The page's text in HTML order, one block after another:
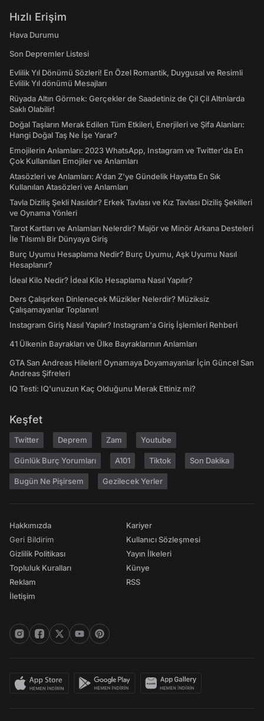
Hızlı Erişim
Hava Durumu
Son Depremler Listesi
Evlilik Yıl Dönümü Sözleri! En Özel Romantik, Duygusal ve Resimli
Evlilik Yıl dönümü Mesajları
Rüyada Altın Görmek: Gerçekler de Saadetiniz de Çil Çil Altınlarda
Saklı Olabilir!
Doğal Taşların Merak Edilen Tüm Etkileri, Enerjileri ve Şifa Alanları:
Hangi Doğal Taş Ne İşe Yarar?
Emojilerin Anlamları: 2023 WhatsApp, Instagram ve Twitter'da En
Çok Kullanılan Emojiler ve Anlamları
Atasözleri ve Anlamları: A'dan Z'ye Gündelik Hayatta En Sık
Kullanılan Atasözleri ve Anlamları
Tavla Diziliş Şekli Nasıldır? Erkek Tavlası ve Kız Tavlası Diziliş Şekilleri
ve Oynama Yönleri
Tarot Kartları ve Anlamları Nelerdir? Majör ve Minör Arkana Desteleri
İle Tılsımlı Bir Dünyaya Giriş
Burç Uyumu Hesaplama Nedir? Burç Uyumu, Aşk Uyumu Nasıl
Hesaplanır?
İdeal Kilo Nedir? İdeal Kilo Hesaplama Nasıl Yapılır?
Ders Çalışırken Dinlenecek Müzikler Nelerdir? Müziksiz
Çalışamayanlar Toplanın!
Instagram Giriş Nasıl Yapılır? Instagram'a Giriş İşlemleri Rehberi
41 Ülkenin Bayrakları ve Ülke Bayraklarının Anlamları
GTA San Andreas Hileleri! Oynamaya Doyamayanlar İçin Güncel San
Andreas Şifreleri
IQ Testi: IQ'unuzun Kaç Olduğunu Merak Ettiniz mi?
Keşfet
Twitter Deprem Zam Youtube
Günlük Burç Yorumları A101 Tiktok Son Dakika
Bugün Ne Pişirsem Gezilecek Yerler
Hakkımızda
Geri Bildirim
Gizlilik Politikası
Topluluk Kuralları
Reklam
İletişim
Kariyer
Kullanıcı Sözleşmesi
Yayın İlkeleri
Künye
RSS